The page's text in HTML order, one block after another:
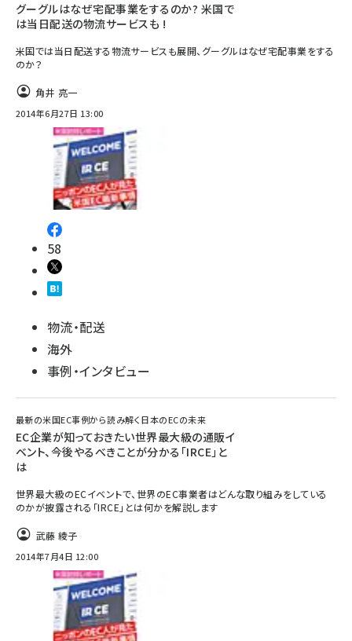
グーグルはなぜ宅配事業をするのか? 米国で
は当日配送の物流サービスも !
米国では当日配送する物流サービスも展開、グーグルはなぜ宅配事業をする
のか？
角井 亮一
2014年6月27日 13:00
58
物流・配送
海外
事例・インタビュー
最新の米国EC事例から読み解く日本のECの未来
EC企業が知っておきたい世界最大級の通販イ
ベント、今後やるべきことが分かる「IRCE」と
は
世界最大級のECイベントで、世界のEC事業者はどんな取り組みをしている
のかが披露される「IRCE」とは何かを解説します
武藤 綾子
2014年7月4日 12:00